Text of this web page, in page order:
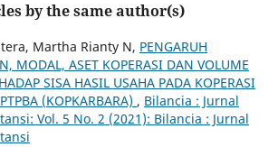
by the same author(s)
Martha Rianty N, PENGARUH
MODAL, ASET KOPERASI DAN VOLUME
SISA HASIL USAHA PADA KOPERASI
(KOPKARBARA) , Bilancia : Jurnal
Vol. 5 No. 2 (2021): Bilancia : Jurnal